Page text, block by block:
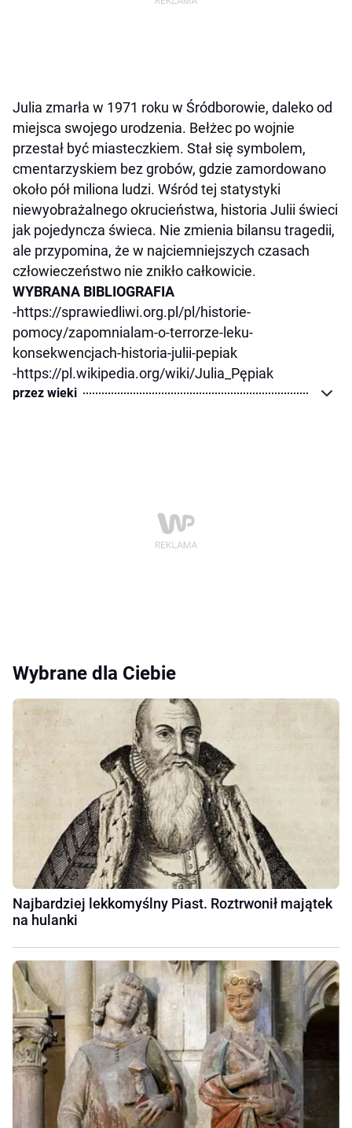
Julia zmarła w 1971 roku w Śródborowie, daleko od
miejsca swojego urodzenia. Bełżec po wojnie
przestał być miasteczkiem. Stał się symbolem,
cmentarzyskiem bez grobów, gdzie zamordowano
około pół miliona ludzi. Wśród tej statystyki
niewyobrażalnego okrucieństwa, historia Julii świeci
jak pojedyncza świeca. Nie zmienia bilansu tragedii,
ale przypomina, że w najciemniejszych czasach
człowieczeństwo nie znikło całkowicie.
WYBRANA BIBLIOGRAFIA
-https://sprawiedliwi.org.pl/pl/historie-
pomocy/zapomnialam-o-terrorze-leku-
konsekwencjach-historia-julii-pepiak
-https://pl.wikipedia.org/wiki/Julia_Pępiak
przez wieki
Wybrane dla Ciebie
Najbardziej lekkomyślny Piast. Roztrwonił majątek
na hulanki